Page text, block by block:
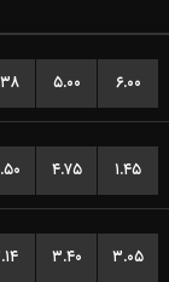
۵.۰۰ ۶.۰۰
۴.۷۵ ۱.۴۵
۳.۴۰ ۳.۰۵